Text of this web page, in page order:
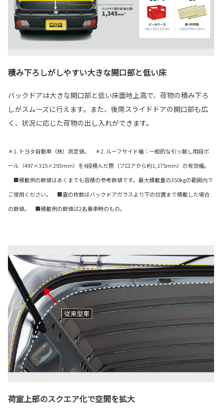
積み下ろしがしやすい大きな開口部と低い床
バックドアは大きな開口部と低い床面地上高で、荷物の積み下ろ
しがスムーズに行えます。また、後席スライドドアの開口部も広
く、状況に応じた荷物の出し入れができます。
＊1. トヨタ自動車（株）測定値。 ＊2. ルーフサイド幅：一般的な引っ越し用段ボ
ール（497×315×293mm）を4段積んだ際（フロアから約1,175mm）の有効幅。
■積載例の数値はあくまでも容積の参考数値です。最大積載量の350kgの範囲内で
ご使用ください。 ■畳の枚数はバックドアガラスより下の位置まで積載した場合
の数値。 ■積載例の数値は2名乗車時のもの。
荷室上部のスクエア化で空間を拡大